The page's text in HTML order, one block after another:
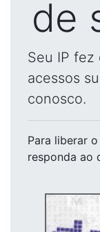
de
Seu IP fez
acessos
conosco.
Para liberar
responda ao